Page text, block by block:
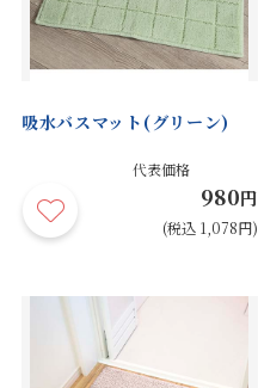
吸水バスマット(グリーン)
代表価格
980円
(税込 1,078円)